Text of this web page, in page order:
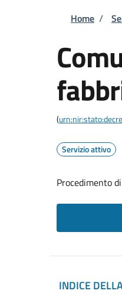
Home /
(
Servizio attivo
Procedimento
INDICE